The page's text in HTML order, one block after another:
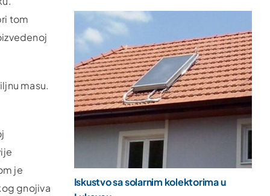
tom
masu.
je
gnojiva
Iskustvo sa solarnim kolektorima u